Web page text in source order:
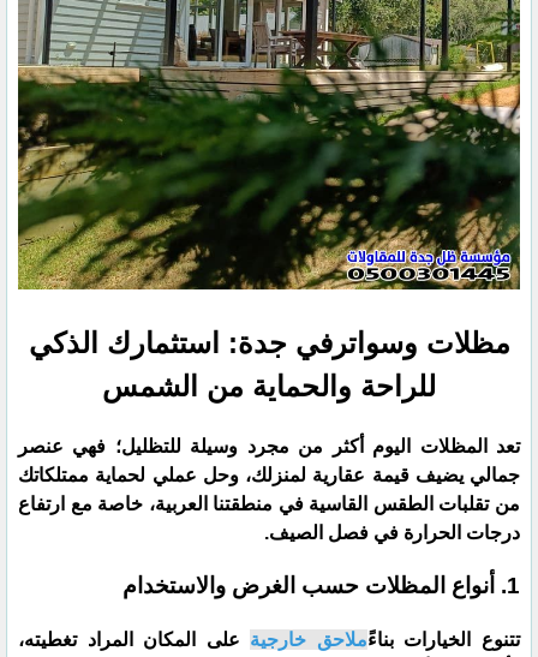
مظلات وسواترفي جدة: استثمارك الذكي
للراحة والحماية من الشمس
​تعد المظلات اليوم أكثر من مجرد وسيلة للتظليل؛ فهي عنصر
جمالي يضيف قيمة عقارية لمنزلك، وحل عملي لحماية ممتلكاتك
من تقلبات الطقس القاسية في منطقتنا العربية، خاصة مع ارتفاع
درجات الحرارة في فصل الصيف.
​1. أنواع المظلات حسب الغرض والاستخدام
​تتنوع الخيارات بناءًملاحق خارجية على المكان المراد تغطيته،